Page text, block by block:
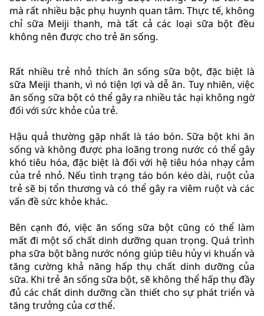
mà rất nhiều bậc phụ huynh quan tâm. Thực tế, không
chỉ sữa Meiji thanh, mà tất cả các loại sữa bột đều
không nên được cho trẻ ăn sống.
Rất nhiều trẻ nhỏ thích ăn sống sữa bột, đặc biệt là
sữa Meiji thanh, vì nó tiện lợi và dễ ăn. Tuy nhiên, việc
ăn sống sữa bột có thể gây ra nhiều tác hại không ngờ
đối với sức khỏe của trẻ.
Hậu quả thường gặp nhất là táo bón. Sữa bột khi ăn
sống và không được pha loãng trong nước có thể gây
khó tiêu hóa, đặc biệt là đối với hệ tiêu hóa nhạy cảm
của trẻ nhỏ. Nếu tình trạng táo bón kéo dài, ruột của
trẻ sẽ bị tổn thương và có thể gây ra viêm ruột và các
vấn đề sức khỏe khác.
Bên cạnh đó, việc ăn sống sữa bột cũng có thể làm
mất đi một số chất dinh dưỡng quan trọng. Quá trình
pha sữa bột bằng nước nóng giúp tiêu hủy vi khuẩn và
tăng cường khả năng hấp thụ chất dinh dưỡng của
sữa. Khi trẻ ăn sống sữa bột, sẽ không thể hấp thụ đầy
đủ các chất dinh dưỡng cần thiết cho sự phát triển và
tăng trưởng của cơ thể.